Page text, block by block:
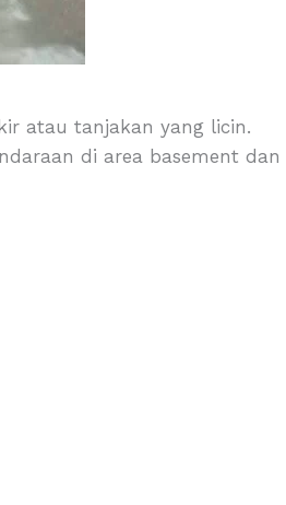
atau tanjakan yang licin.
di area basement dan